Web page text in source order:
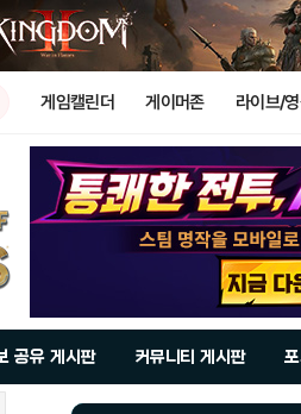
게임캘린더 게이머존 라이브/
공유 게시판 커뮤니티 게시판